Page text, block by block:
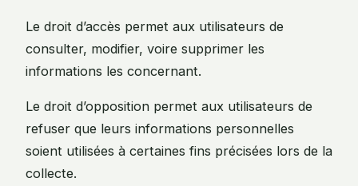
Le droit d’accès permet aux utilisateurs de
consulter, modifier, voire supprimer les
informations les concernant.
Le droit d’opposition permet aux utilisateurs de
refuser que leurs informations personnelles
soient utilisées à certaines fins précisées lors de la
collecte.